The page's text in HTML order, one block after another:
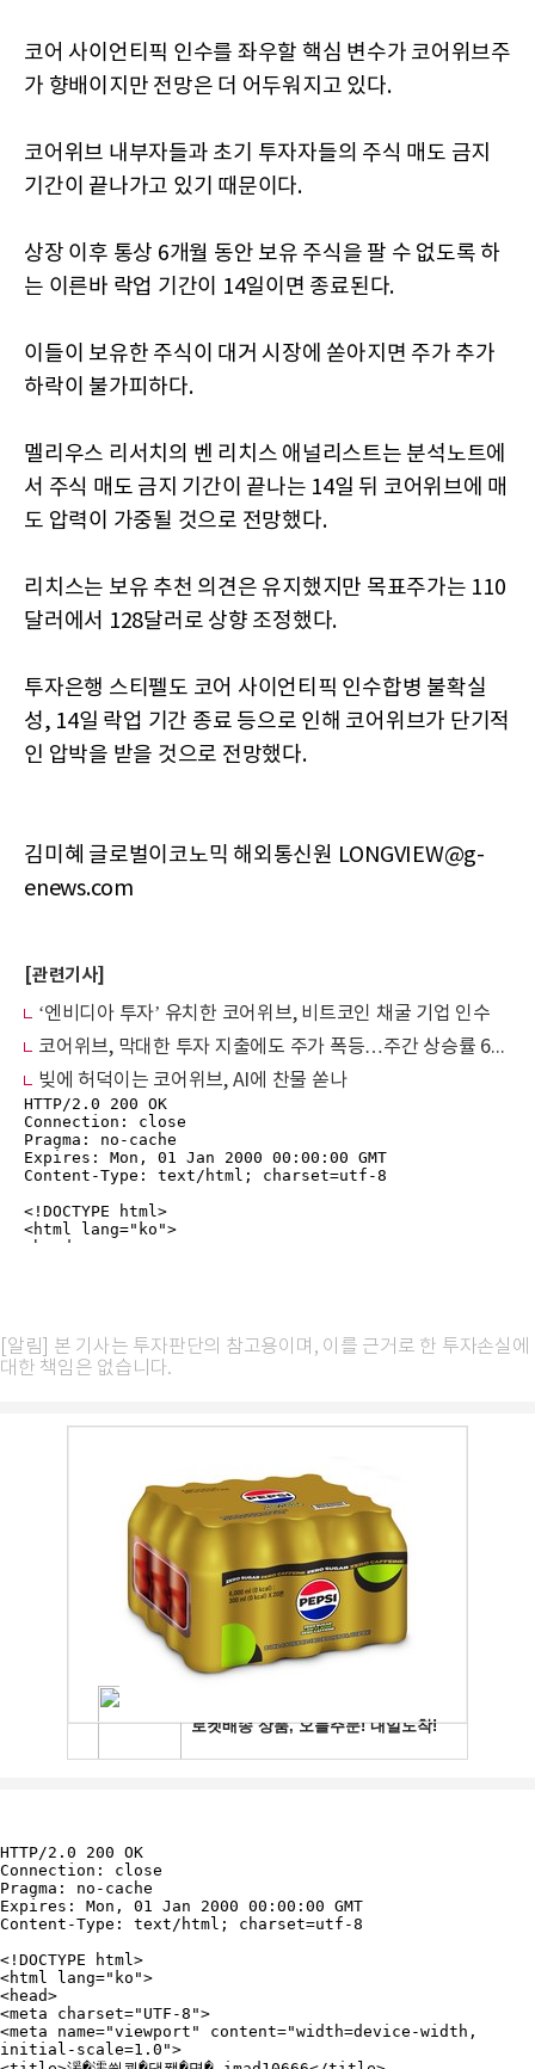
코어 사이언티픽 인수를 좌우할 핵심 변수가 코어위브주
가 향배이지만 전망은 더 어두워지고 있다.
코어위브 내부자들과 초기 투자자들의 주식 매도 금지
기간이 끝나가고 있기 때문이다.
상장 이후 통상 6개월 동안 보유 주식을 팔 수 없도록 하
는 이른바 락업 기간이 14일이면 종료된다.
이들이 보유한 주식이 대거 시장에 쏟아지면 주가 추가
하락이 불가피하다.
멜리우스 리서치의 벤 리치스 애널리스트는 분석노트에
서 주식 매도 금지 기간이 끝나는 14일 뒤 코어위브에 매
도 압력이 가중될 것으로 전망했다.
리치스는 보유 추천 의견은 유지했지만 목표주가는 110
달러에서 128달러로 상향 조정했다.
투자은행 스티펠도 코어 사이언티픽 인수합병 불확실
성, 14일 락업 기간 종료 등으로 인해 코어위브가 단기적
인 압박을 받을 것으로 전망했다.
김미혜 글로벌이코노믹 해외통신원 LONGVIEW@g-
enews.com
[관련기사]
‘엔비디아 투자’ 유치한 코어위브, 비트코인 채굴 기업 인수
코어위브, 막대한 투자 지출에도 주가 폭등…주간 상승률 60% 넘어
빚에 허덕이는 코어위브, AI에 찬물 쏟나
[알림] 본 기사는 투자판단의 참고용이며, 이를 근거로 한 투자손실에
대한 책임은 없습니다.